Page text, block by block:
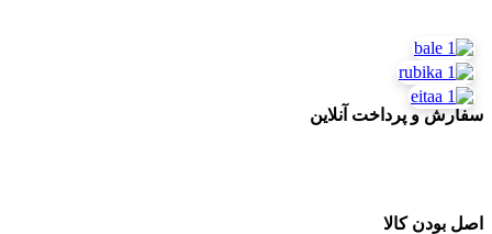
سفارش و پرداخت آنلاین
اصل بودن کالا